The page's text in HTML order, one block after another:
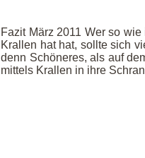
Fazit März 2011 Wer so
Krallen hat hat, sollte sich
denn Schöneres, als auf
mittels Krallen in ihre